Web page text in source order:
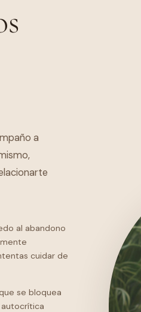
a
al abandono
cuidar de
se bloquea
autocrítica